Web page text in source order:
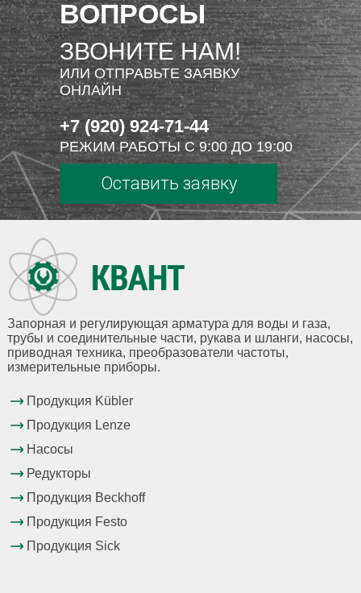
ВОПРОСЫ
ЗВОНИТЕ НАМ!
ИЛИ ОТПРАВЬТЕ ЗАЯВКУ
ОНЛАЙН
+7 (920) 924-71-44
РЕЖИМ РАБОТЫ С 9:00 ДО 19:00
Оставить заявку
Запорная и регулирующая арматура для воды и газа,
трубы и соединительные части, рукава и шланги, насосы,
приводная техника, преобразователи частоты,
измерительные приборы.
Продукция Kübler
Продукция Lenze
Насосы
Редукторы
Продукция Beckhoff
Продукция Festo
Продукция Sick